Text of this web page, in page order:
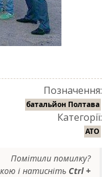
Позначення:
батальйон Полтава
Категорії:
АТО
Помітили помилку?
і натисніть Ctrl +